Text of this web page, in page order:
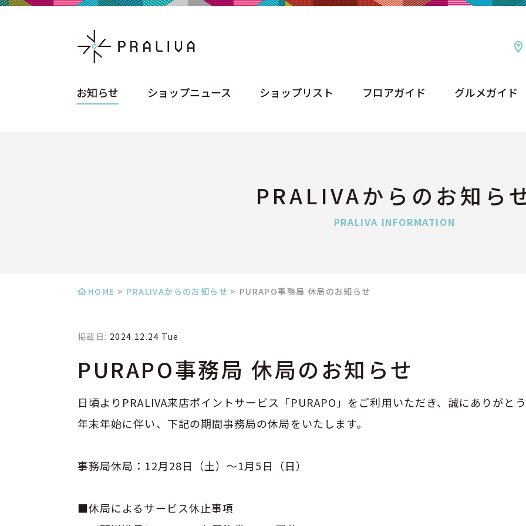
お知らせ ショップニュース ショップリスト フロアガイド グルメガイド
PRALIVAからのお知ら
PRALIVA INFORMATION
HOME > PRALIVAからのお知らせ > PURAPO事務局 休局のお知らせ
掲載日: 2024.12.24 Tue
PURAPO事務局 休局のお知らせ
日頃よりPRALIVA来店ポイントサービス「PURAPO」をご利用いただき、誠にありがとう
年末年始に伴い、下記の期間事務局の休局をいたします。
事務局休局：12月28日（土）～1月5日（日）
■休局によるサービス休止事項